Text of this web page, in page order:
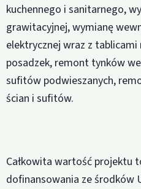
kuchennego i sanitarnego,
grawitacyjnej, wymianę
elektrycznej wraz z
posadzek, remont tynków
sufitów podwieszanych,
ścian i sufitów.
Całkowita wartość projektu
dofinansowania ze środków